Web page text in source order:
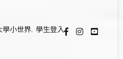
學小世界. 學生登入